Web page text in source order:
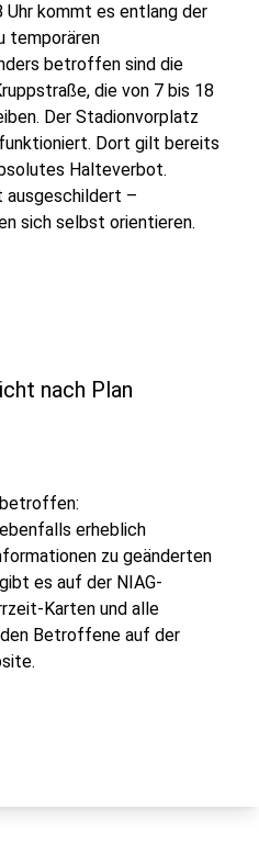
Uhr kommt es entlang der
temporären
betroffen sind die
die von 7 bis 18
Der Stadionvorplatz
Dort gilt bereits
Halteverbot.
ausgeschildert –
sich selbst orientieren.
nach Plan
erheblich
zu geänderten
es auf der NIAG-
Karten und alle
Betroffene auf der